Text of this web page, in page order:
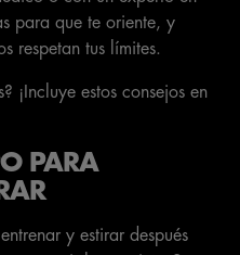
para que te oriente, y
respetan tus límites.
¡Incluye estos consejos en
PARA
y estirar después